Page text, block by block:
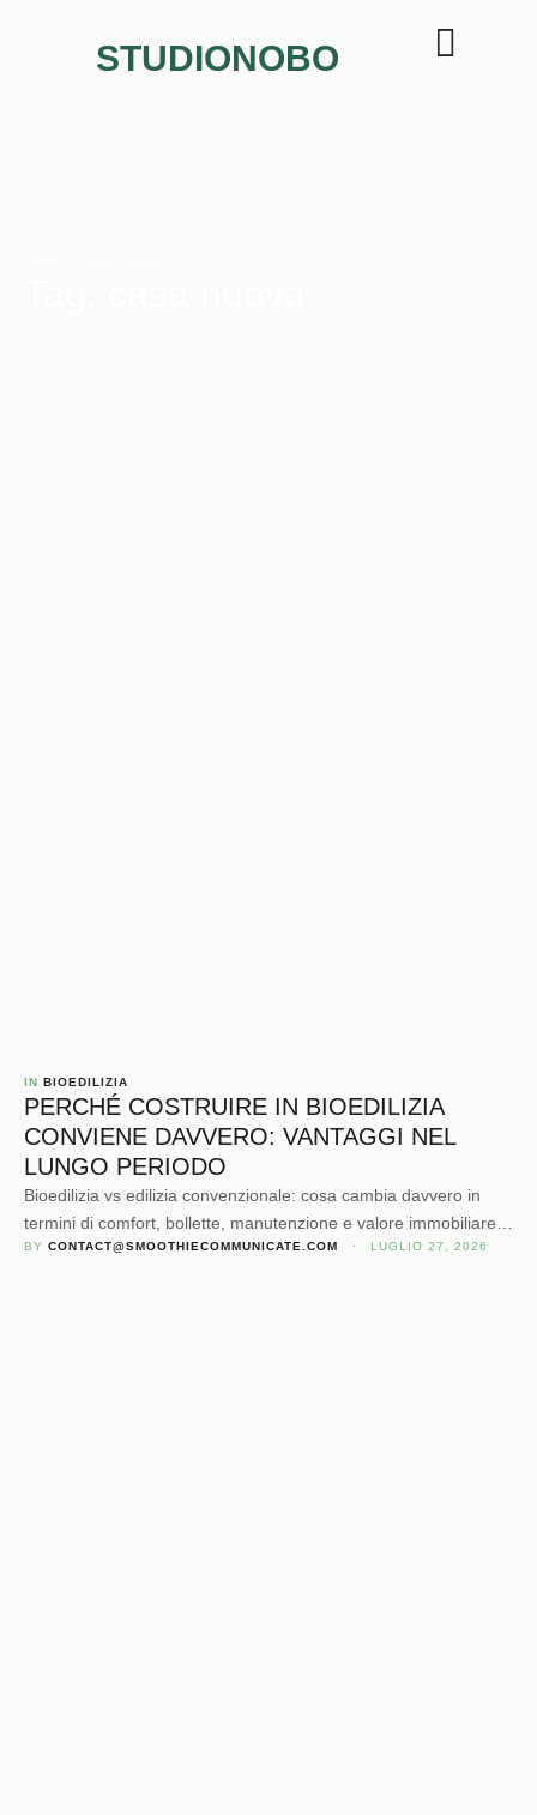
STUDIONOBO
IN BIOEDILIZIA
PERCHÉ COSTRUIRE IN BIOEDILIZIA
CONVIENE DAVVERO: VANTAGGI NEL
LUNGO PERIODO
Bioedilizia vs edilizia convenzionale: cosa cambia davvero in
termini di comfort, bollette, manutenzione e valore immobiliare.
La guida di Studio Nobo, 30 anni di progetti reali.
BY CONTACT@SMOOTHIECOMMUNICATE.COM · LUGLIO 27, 2026